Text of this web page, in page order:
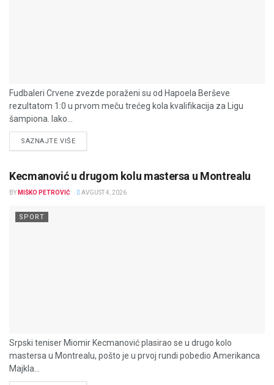
Fudbaleri Crvene zvezde poraženi su od Hapoela Berševe
rezultatom 1:0 u prvom meču trećeg kola kvalifikacija za Ligu
šampiona. Iako...
SAZNAJTE VIŠEDETAILS
Kecmanović u drugom kolu mastersa u Montrealu
BY MIŠKO PETROVIĆ AVGUST 4, 2026
SPORT
Srpski teniser Miomir Kecmanović plasirao se u drugo kolo
mastersa u Montrealu, pošto je u prvoj rundi pobedio Amerikanca
Majkla...